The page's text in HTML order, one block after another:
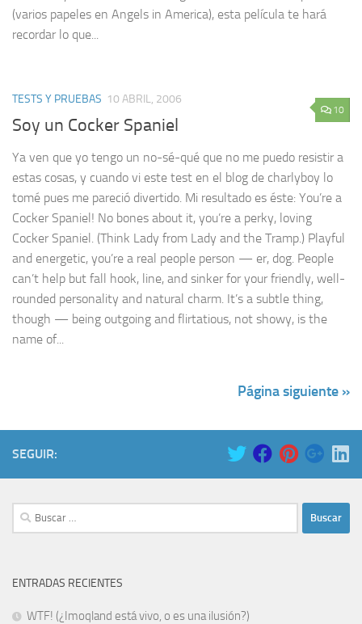
(varios papeles en Angels in America), esta película te hará
recordar lo que...
10
TESTS Y PRUEBAS 10 ABRIL, 2006
Soy un Cocker Spaniel
Ya ven que yo tengo un no-sé-qué que no me puedo resistir a
estas cosas, y cuando vi este test en el blog de charlyboy lo
tomé pues me pareció divertido. Mi resultado es éste: You’re a
Cocker Spaniel! No bones about it, you’re a perky, loving
Cocker Spaniel. (Think Lady from Lady and the Tramp.) Playful
and energetic, you’re a real people person — er, dog. People
can’t help but fall hook, line, and sinker for your friendly, well-
rounded personality and natural charm. It’s a subtle thing,
though — being outgoing and flirtatious, not showy, is the
name of...
Página siguiente »
SEGUIR:
Buscar:
ENTRADAS RECIENTES
WTF! (¿Imoqland está vivo, o es una ilusión?)